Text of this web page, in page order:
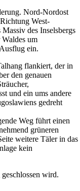
Nord-Nordost
West-
des Inselsbergs
um
ein.
flankiert, der in
den genauen
und ein ums andere
gedreht
Weg führt einen
grüneren
weitere Täler in das
kein
wird.